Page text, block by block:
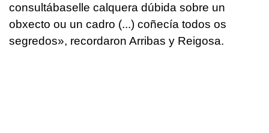
consultábaselle calquera dúbida sobre un
obxecto ou un cadro (...) coñecía todos os
segredos», recordaron Arribas y Reigosa.